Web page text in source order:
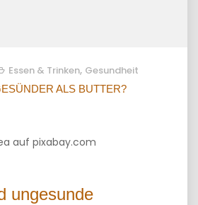
Essen & Trinken, Gesundheit
ALS BUTTER?
auf pixabay.com
ungesunde